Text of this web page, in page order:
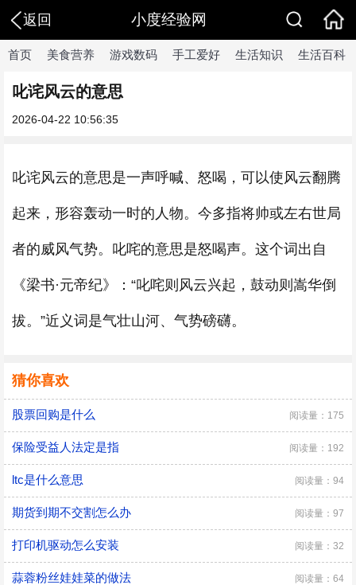
返回 小度经验网
首页 美食营养 游戏数码 手工爱好 生活知识 生活百科
叱诧风云的意思
2026-04-22 10:56:35
叱诧风云的意思是一声呼喊、怒喝，可以使风云翻腾
起来，形容轰动一时的人物。今多指将帅或左右世局
者的威风气势。叱咤的意思是怒喝声。这个词出自
《梁书·元帝纪》：“叱咤则风云兴起，鼓动则嵩华倒
拔。”近义词是气壮山河、气势磅礴。
猜你喜欢
股票回购是什么 阅读量：175
保险受益人法定是指 阅读量：192
ltc是什么意思 阅读量：94
期货到期不交割怎么办 阅读量：97
打印机驱动怎么安装 阅读量：32
蒜蓉粉丝娃娃菜的做法 阅读量：64